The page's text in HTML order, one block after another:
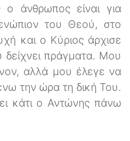
άνθρωπος είναι για
του Θεού, στο
και ο Κύριος άρχισε
δείχνει πράγματα. Μου
αλλά μου έλεγε να
την ώρα τη δική Του.
κάτι ο Αντώνης πάνω